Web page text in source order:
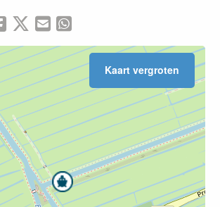
Delen via Facebook
Delen via X (Twitter)
Delen via Mail
Kaart vergroten